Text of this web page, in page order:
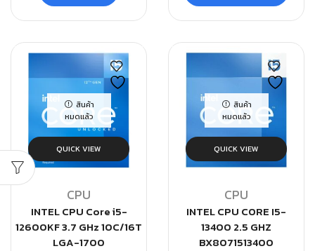
สินค้า
หมดแล้ว
QUICK VIEW
CPU
INTEL CPU Core i5-
12600KF 3.7 GHz 10C/16T
LGA-1700
สินค้า
หมดแล้ว
QUICK VIEW
CPU
INTEL CPU CORE I5-
13400 2.5 GHZ
BX8071513400